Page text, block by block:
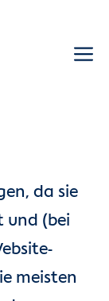
da sie
und (bei
meisten